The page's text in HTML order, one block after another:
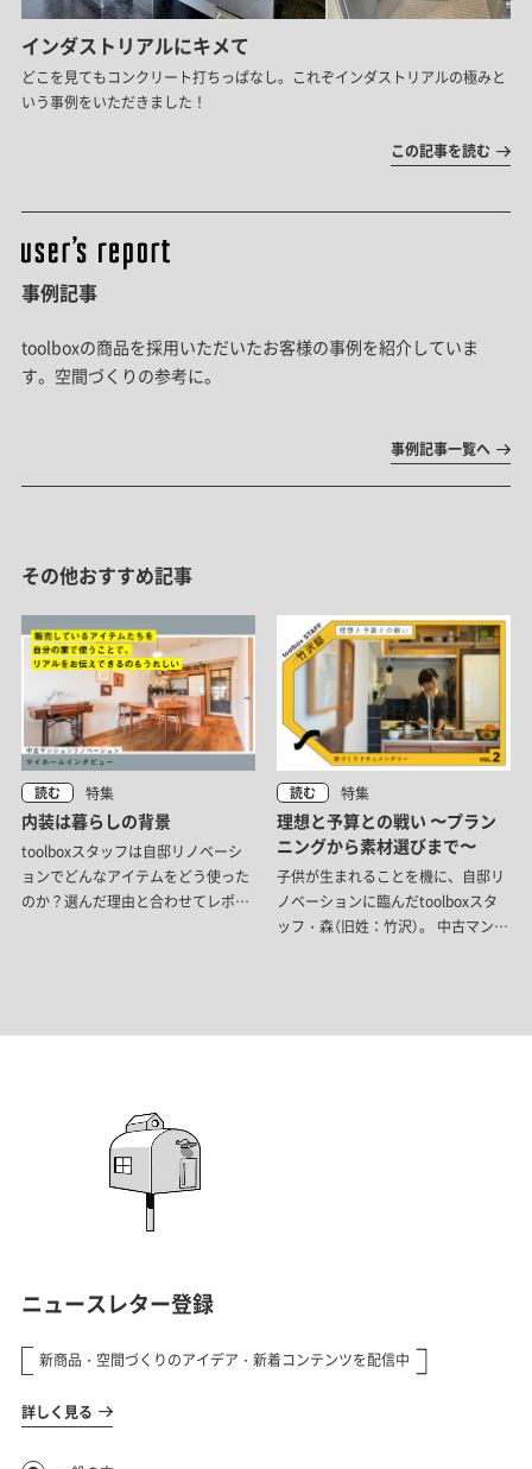
インダストリアルにキメて
どこを見てもコンクリート打ちっぱなし。これぞインダストリアルの極みと
いう事例をいただきました！
この記事を読む
事例記事
toolboxの商品を採用いただいたお客様の事例を紹介していま
す。空間づくりの参考に。
事例記事一覧へ
その他おすすめ記事
読む 特集
内装は暮らしの背景
toolboxスタッフは自邸リノベーシ
ョンでどんなアイテムをどう使った
のか？選んだ理由と合わせてレポー
読む 特集
理想と予算との戦い 〜プラン
ニングから素材選びまで〜
子供が生まれることを機に、自邸リ
ノベーションに臨んだtoolboxスタ
ッフ・森（旧姓：竹沢）。 中古マンシ